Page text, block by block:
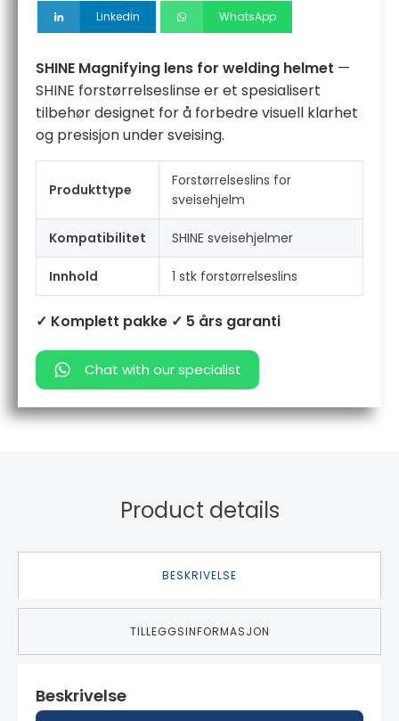
Linkedin WhatsApp
SHINE Magnifying lens for welding helmet —
SHINE forstørrelseslinse er et spesialisert
tilbehør designet for å forbedre visuell klarhet
og presisjon under sveising.
Produkttype
Forstørrelseslins for
sveisehjelm
Kompatibilitet SHINE sveisehjelmer
Innhold 1 stk forstørrelseslins
✓ Komplett pakke ✓ 5 års garanti
Chat with our specialist
Product details
BESKRIVELSE
TILLEGGSINFORMASJON
Beskrivelse